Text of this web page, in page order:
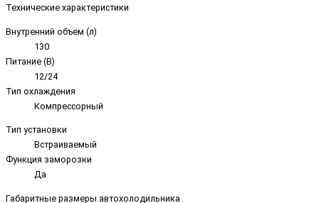
Технические характеристики
Внутренний объем (л)
130
Питание (В)
12/24
Тип охлаждения
Компрессорный
Тип установки
Встраиваемый
Функция заморозки
Да
Габаритные размеры автохолодильника